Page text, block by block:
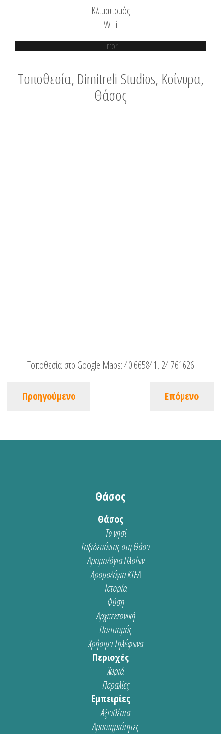
Κλιματισμός
WiFi
Error
Τοποθεσία, Dimitreli Studios, Κοίνυρα,
Θάσος
Τοποθεσία στο Google Maps:40.665841, 24.761626
Προηγούμενο Επόμενο
Θάσος
Θάσος
Το νησί
Ταξιδευόντας στη Θάσο
Δρομολόγια Πλοίων
Δρομολόγια ΚΤΕΛ
Ιστορία
Φύση
Αρχιτεκτονική
Πολιτισμός
Χρήσιμα Τηλέφωνα
Περιοχές
Χωριά
Παραλίες
Εμπειρίες
Αξιοθέατα
Δραστηριότητες